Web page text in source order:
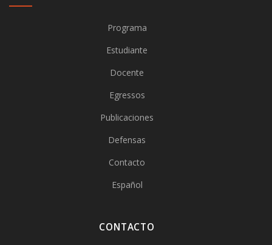
Programa
Estudiante
Docente
Egressos
Publicaciones
Defensas
Contacto
Español
CONTACTO